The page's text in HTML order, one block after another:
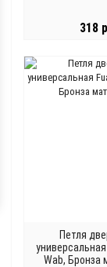
318
Петля
универсальная
Wab, Бронза